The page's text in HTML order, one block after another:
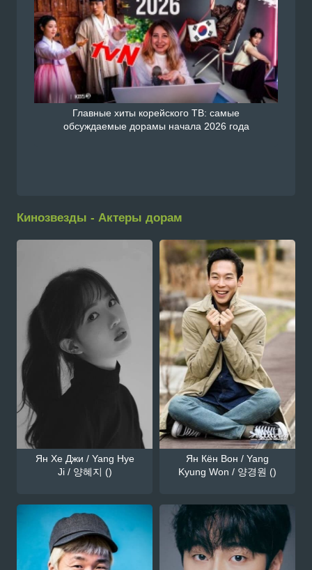
Главные хиты корейского ТВ: самые
обсуждаемые дорамы начала 2026 года
Кинозвезды - Актеры дорам
Ян Хе Джи / Yang Hye
Ji / 양혜지 ()
Ян Кён Вон / Yang
Kyung Won / 양경원 ()